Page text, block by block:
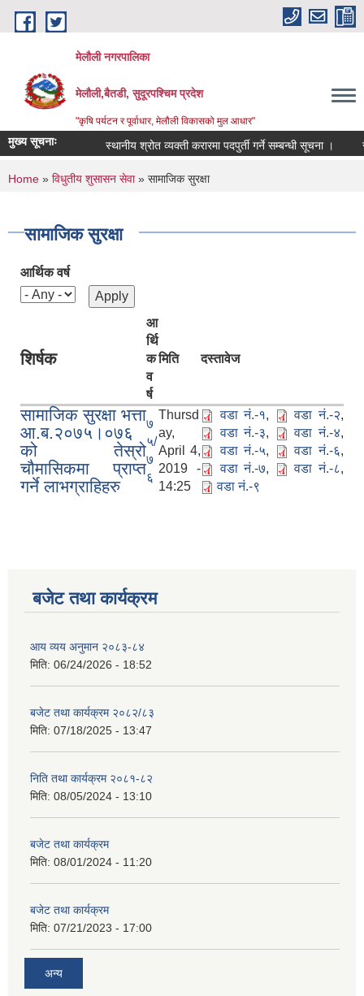
Skip to main content
मेलौली नगरपालिका
मेलौली,बैतडी, सुदूरपश्‍चिम प्रदेश
"कृषि पर्यटन र पूर्वाधार, मेलौली विकासको मुल आधार"
मुख्य सूचनाः स्थानीय श्रोत व्यक्ती करारमा पदपुर्ती गर्ने सम्बन्धी सूचना ।
You are here
Home » विधुतीय शुसासन सेवा» सामाजिक सुरक्षा
सामाजिक सुरक्षा
आर्थिक वर्ष
शिर्षक
आ
र्थि
क
व
र्ष
मिति दस्तावेज
सामाजिक सुरक्षा भत्ता
आ.ब.२०७५।०७६
को तेस्रो
चौमासिकमा प्राप्त
गर्ने लाभग्राहिहरु
७
५/
७
६
Thursd
ay,
April 4,
2019 -
14:25
वडा नं.-१, वडा नं.-२,
वडा नं.-३, वडा नं.-४,
वडा नं.-५, वडा नं.-६,
वडा नं.-७, वडा नं.-८,
वडा नं.-९
बजेट तथा कार्यक्रम
आय व्यय अनुमान २०८३-८४
मिति: 06/24/2026 - 18:52
बजेट तथा कार्यक्रम २०८२/८३
मिति: 07/18/2025 - 13:47
निति तथा कार्यक्रम २०८१-८२
मिति: 08/05/2024 - 13:10
बजेट तथा कार्यक्रम
मिति: 08/01/2024 - 11:20
बजेट तथा कार्यक्रम
मिति: 07/21/2023 - 17:00
अन्य